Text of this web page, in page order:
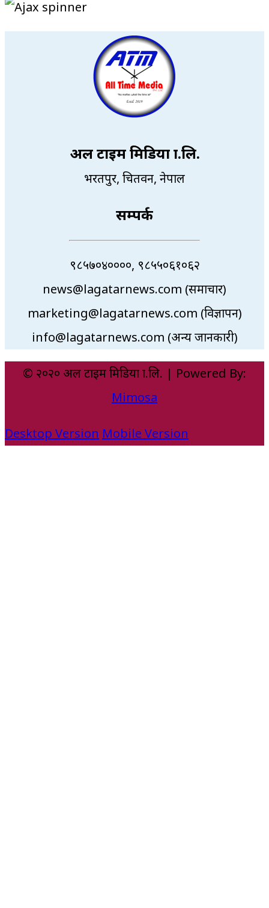
अल टाइम मिडिया प्रा.लि.
भरतपुर, चितवन, नेपाल
सम्पर्क
९८५७०४००००, ९८५५०६१०६२
news@lagatarnews.com (समाचार)
marketing@lagatarnews.com (विज्ञापन)
info@lagatarnews.com (अन्य जानकारी)
© २०२० अल टाइम मिडिया प्रा.लि. | Powered By:
Mimosa
Desktop Version Mobile Version